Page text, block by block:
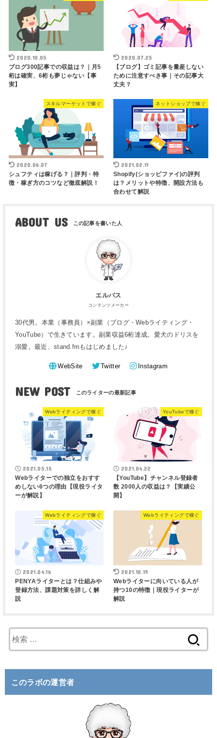
2020.10.05
ブログ300記事での収益は？｜月5
桁は確実、6桁も夢じゃない【事
実】
2020.07.25
【ブログ】ゴミ記事を量産しない
ために注意すべき事｜その記事大
丈夫？
スキルマーケットで稼ぐ
2020.06.07
シュフティは稼げる？｜評判・特
徴・稼ぎ方のコツなど徹底解説！
ネットショップで稼ぐ
2021.02.11
Shopify(ショッピファイ)の評判
は？メリットや特徴、開設方法も
合わせて解説
ABOUT US
エルバス
コンテンツメーカー
30代男。本業（事務員）×副業（ブログ・Webライティング・
YouTube）で生きています。副業収益6桁達成。愛犬のドリスを
溺愛。最近、stand.fmもはじめました♪
WebSite Twitter Instagram
NEW POST
Webライティングで稼ぐ
2021.05.15
Webライターでの独立をおすす
めしない6つの理由【現役ライタ
ーが解説】
YouTubeで稼ぐ
2021.04.22
【YouTube】チャンネル登録者
数 2000人の収益は？【実績公
開】
Webライティングで稼ぐ
2021.04.16
PENYAライターとは？仕組みや
登録方法、課題対策を詳しく解
説
Webライティングで稼ぐ
2021.10.19
Webライターに向いている人が
持つ10の特徴｜現役ライターが
解説
索
このラボの運営者